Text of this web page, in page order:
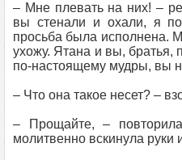
– Мне плевать на них! –
вы стенали и охали, я
просьба была исполнена.
ухожу. Ятана и вы, братья,
по‑настоящему мудры, вы
– Что она такое несет? –
– Прощайте, –
молитвенно вскинула руки